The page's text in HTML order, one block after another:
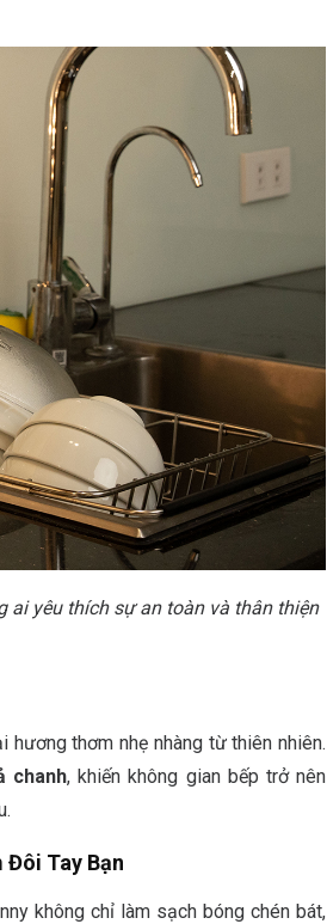
yêu thích sự an toàn và thân thiện
thơm nhẹ nhàng từ thiên nhiên.
chanh, khiến không gian bếp trở nên
Đôi Tay Bạn
không chỉ làm sạch bóng chén bát,